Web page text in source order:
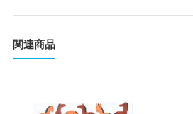
関連商品